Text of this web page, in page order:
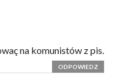
na komunistów z pis.
ODPOWIEDZ